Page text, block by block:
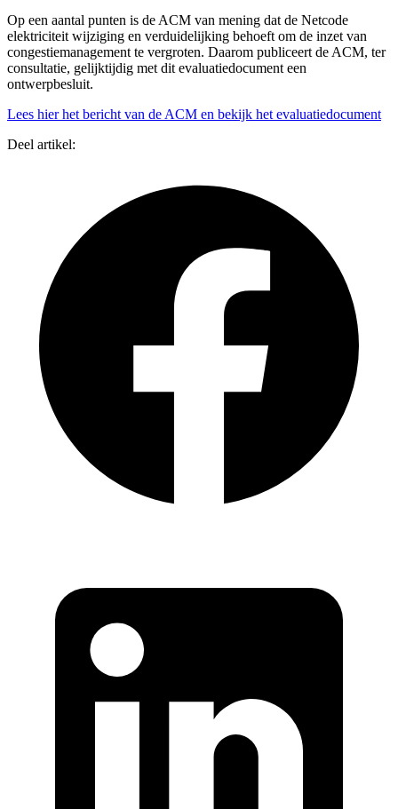
Op een aantal punten is de ACM van mening dat de Netcode
elektriciteit wijziging en verduidelijking behoeft om de inzet van
congestiemanagement te vergroten. Daarom publiceert de ACM, ter
consultatie, gelijktijdig met dit evaluatiedocument een
ontwerpbesluit.
Lees hier het bericht van de ACM en bekijk het evaluatiedocument
Deel artikel: